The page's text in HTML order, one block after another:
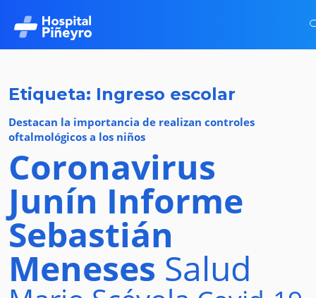
Etiqueta: Ingreso escolar
Destacan la importancia de realizan controles
oftalmológicos a los niños
Coronavirus
Junín Informe
Sebastián
Meneses Salud